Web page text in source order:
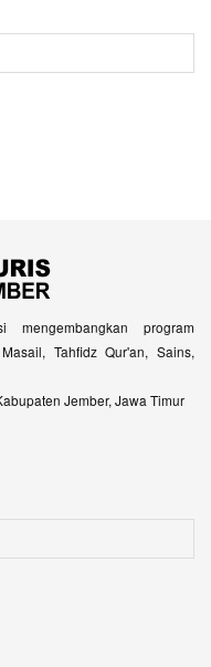
mengembangkan program
Tahfidz Qur'an, Sains,
Jember, Jawa Timur